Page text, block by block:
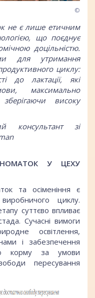
©
не є лише етичним
що поєднує
доцільністю.
для утримання
циклу:
до лактації, які
максимально
високу
консультант зі
У ЦЕХУ
та осіменіння є
циклу.
суттєво впливає
Сучасні вимоги
освітлення,
і забезпечення
корму за умови
пересування